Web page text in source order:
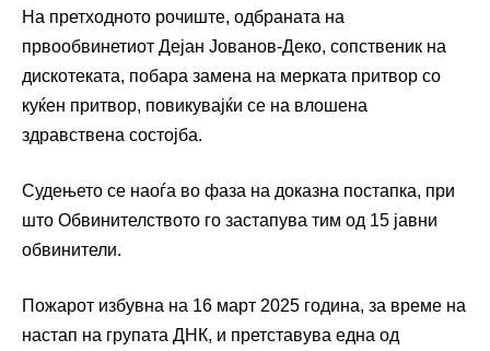
На претходното рочиште, одбраната на
првообвинетиот Дејан Јованов-Деко, сопственик на
дискотеката, побара замена на мерката притвор со
куќен притвор, повикувајќи се на влошена
здравствена состојба.
Судењето се наоѓа во фаза на доказна постапка, при
што Обвинителството го застапува тим од 15 јавни
обвинители.
Пожарот избувна на 16 март 2025 година, за време на
настап на групата ДНК, и претставува една од